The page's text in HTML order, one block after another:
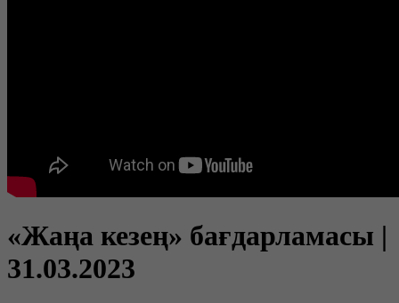
«Жаңа кезең» бағдарламасы |
31.03.2023